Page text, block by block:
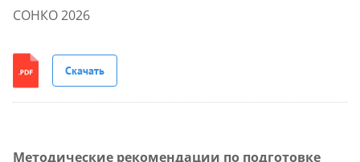
СОНКО 2026
Скачать
Методические рекомендации по подготовке